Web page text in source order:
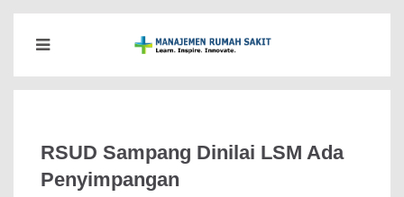
RSUD Sampang Dinilai LSM Ada
Penyimpangan